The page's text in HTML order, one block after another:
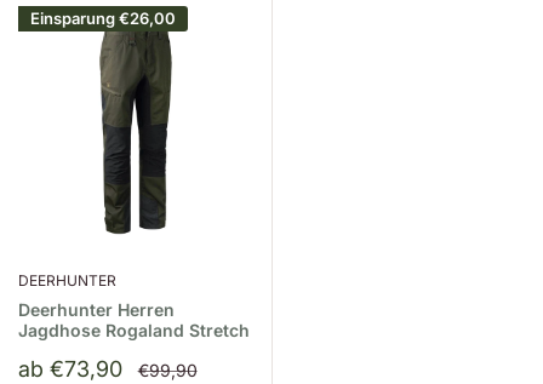
Einsparung€26,00
DEERHUNTER
Deerhunter Herren
Jagdhose Rogaland Stretch
Sonderpreis
ab €73,90 Normalpreis
€99,90